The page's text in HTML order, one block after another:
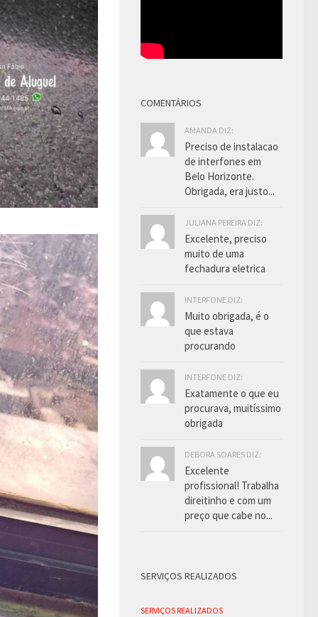
COMENTÁRIOS
AMANDA DIZ:
Preciso de instalacao
de interfones em
Belo Horizonte.
Obrigada, era justo...
JULIANA PEREIRA DIZ:
Excelente, preciso
muito de uma
fechadura eletrica
INTERFONE DIZ:
Muito obrigada, é o
que estava
procurando
INTERFONE DIZ:
Exatamente o que eu
procurava, muitíssimo
obrigada
DEBORA SOARES DIZ:
Excelente
profissional! Trabalha
direitinho e com um
preço que cabe no...
SERVIÇOS REALIZADOS
SERVIÇOS REALIZADOS